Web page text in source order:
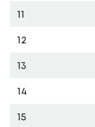
11
12
13
14
15